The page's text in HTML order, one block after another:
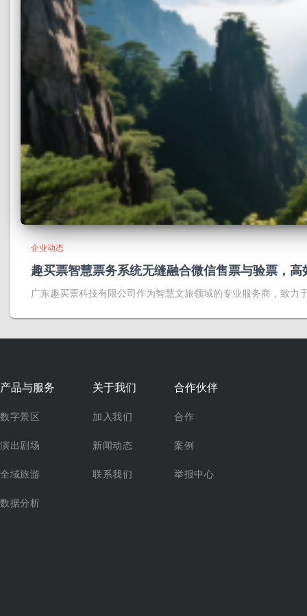
企业动态
趣买票智慧票务系统无缝融合微信售票与验票，
广东趣买票科技有限公司作为智慧文旅领域的专业服务商，致力
产品与服务
数字景区
演出剧场
全域旅游
数据分析
关于我们
加入我们
新闻动态
联系我们
合作伙伴
合作
案例
举报中心